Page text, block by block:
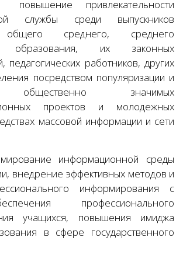
повышение привлекательности
службы среди выпускников
общего среднего, среднего
образования, их законных
педагогических работников, других
посредством популяризации и
общественно значимых
проектов и молодежных
массовой информации и сети
информационной среды
внедрение эффективных методов и
информирования с
профессионального
учащихся, повышения имиджа
в сфере государственного